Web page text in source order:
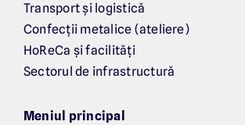
Transport și logistică
Confecții metalice (ateliere)
HoReCa și facilități
Sectorul de infrastructură
Meniul principal